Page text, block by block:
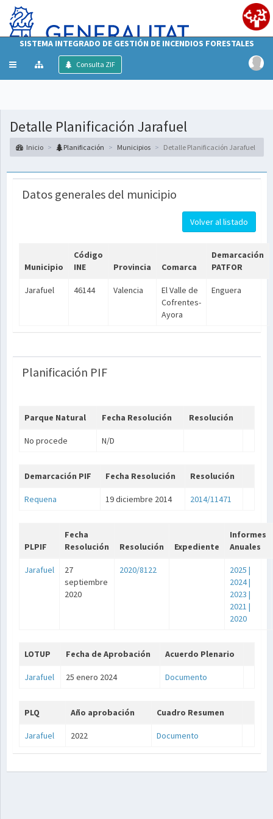
SISTEMA INTEGRADO DE GESTIÓN DE INCENDIOS FORESTALES
Mostrar/ocultar
Consulta ZIF
Detalle Planificación Jarafuel
Inicio Planificación Municipios Detalle Planificación Jarafuel
Datos generales del municipio
Volver al listado
Municipio
Código
INE
Provincia Comarca
Demarcación
PATFOR
Jarafuel 46144 Valencia
El Valle de
Cofrentes-
Ayora
Enguera
Planificación PIF
Parque Natural Fecha Resolución Resolución
No procede N/D
Demarcación PIF Fecha Resolución Resolución
Requena 19 diciembre 2014 2014/11471
PLPIF
Fecha
Resolución
Resolución Expediente
Informes
Anuales
Jarafuel
27
septiembre
2020
2020/8122 2025 |
2024|
2023 |
2021 |
2020
LOTUP Fecha de Aprobación Acuerdo Plenario
Jarafuel 25 enero 2024 Documento
PLQ Año aprobación Cuadro Resumen
Jarafuel 2022 Documento